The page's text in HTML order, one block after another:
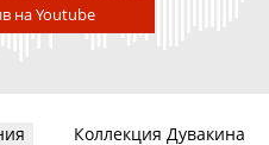
на Youtube
Коллекция Дувакина